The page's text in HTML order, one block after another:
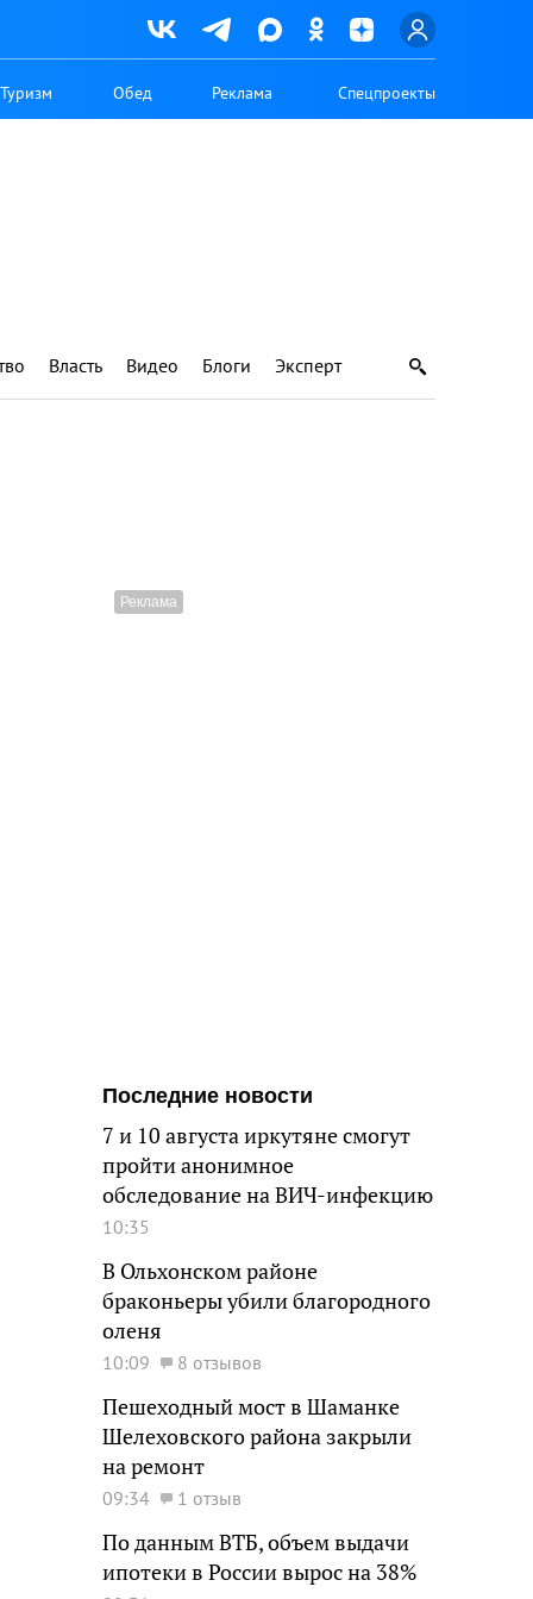
Туризм Обед Реклама Спецпроекты
Власть Видео Блоги Эксперт
Последние новости
7 и 10 августа иркутяне смогут
пройти анонимное
обследование на ВИЧ-инфекцию
10:35
В Ольхонском районе
браконьеры убили благородного
оленя
10:09 8 отзывов
Пешеходный мост в Шаманке
Шелеховского района закрыли
на ремонт
09:34 1 отзыв
По данным ВТБ, объем выдачи
ипотеки в России вырос на 38%